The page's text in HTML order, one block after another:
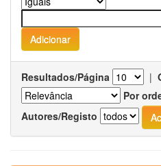
Resultados/Página |
Por
Autores/Registo